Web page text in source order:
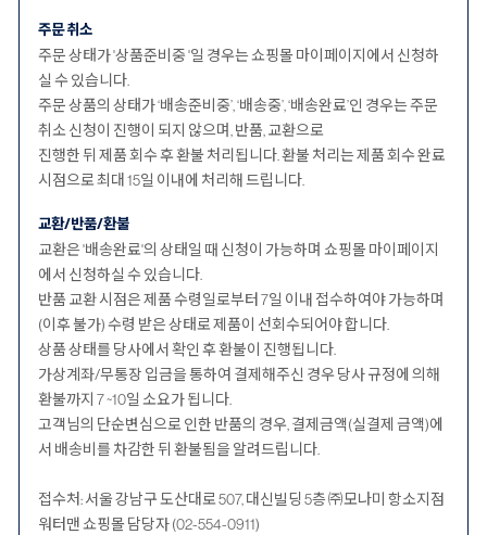
주문 취소
주문 상태가 '상품준비중 '일 경우는 쇼핑몰 마이페이지에서 신청하
실 수 있습니다.
주문 상품의 상태가 ‘배송준비중’, ‘배송중’, ‘배송완료’인 경우는 주문
취소 신청이 진행이 되지 않으며, 반품, 교환으로
진행한 뒤 제품 회수 후 환불 처리됩니다. 환불 처리는 제품 회수 완료
시점으로 최대 15일 이내에 처리해 드립니다.
교환/반품/환불
교환은 '배송완료'의 상태일 때 신청이 가능하며 쇼핑몰 마이페이지
에서 신청하실 수 있습니다.
반품 교환 시점은 제품 수령일로부터 7일 이내 접수하여야 가능하며
(이후 불가) 수령 받은 상태로 제품이 선회수되어야 합니다.
상품 상태를 당사에서 확인 후 환불이 진행됩니다.
가상계좌/무통장 입금을 통하여 결제해주신 경우 당사 규정에 의해
환불까지 7 ~10일 소요가 됩니다.
고객님의 단순변심으로 인한 반품의 경우, 결제금액(실결제 금액)에
서 배송비를 차감한 뒤 환불됨을 알려드립니다.
접수처: 서울 강남구 도산대로 507, 대신빌딩 5층 ㈜모나미 항소지점
워터맨 쇼핑몰 담당자 (02-554-0911)